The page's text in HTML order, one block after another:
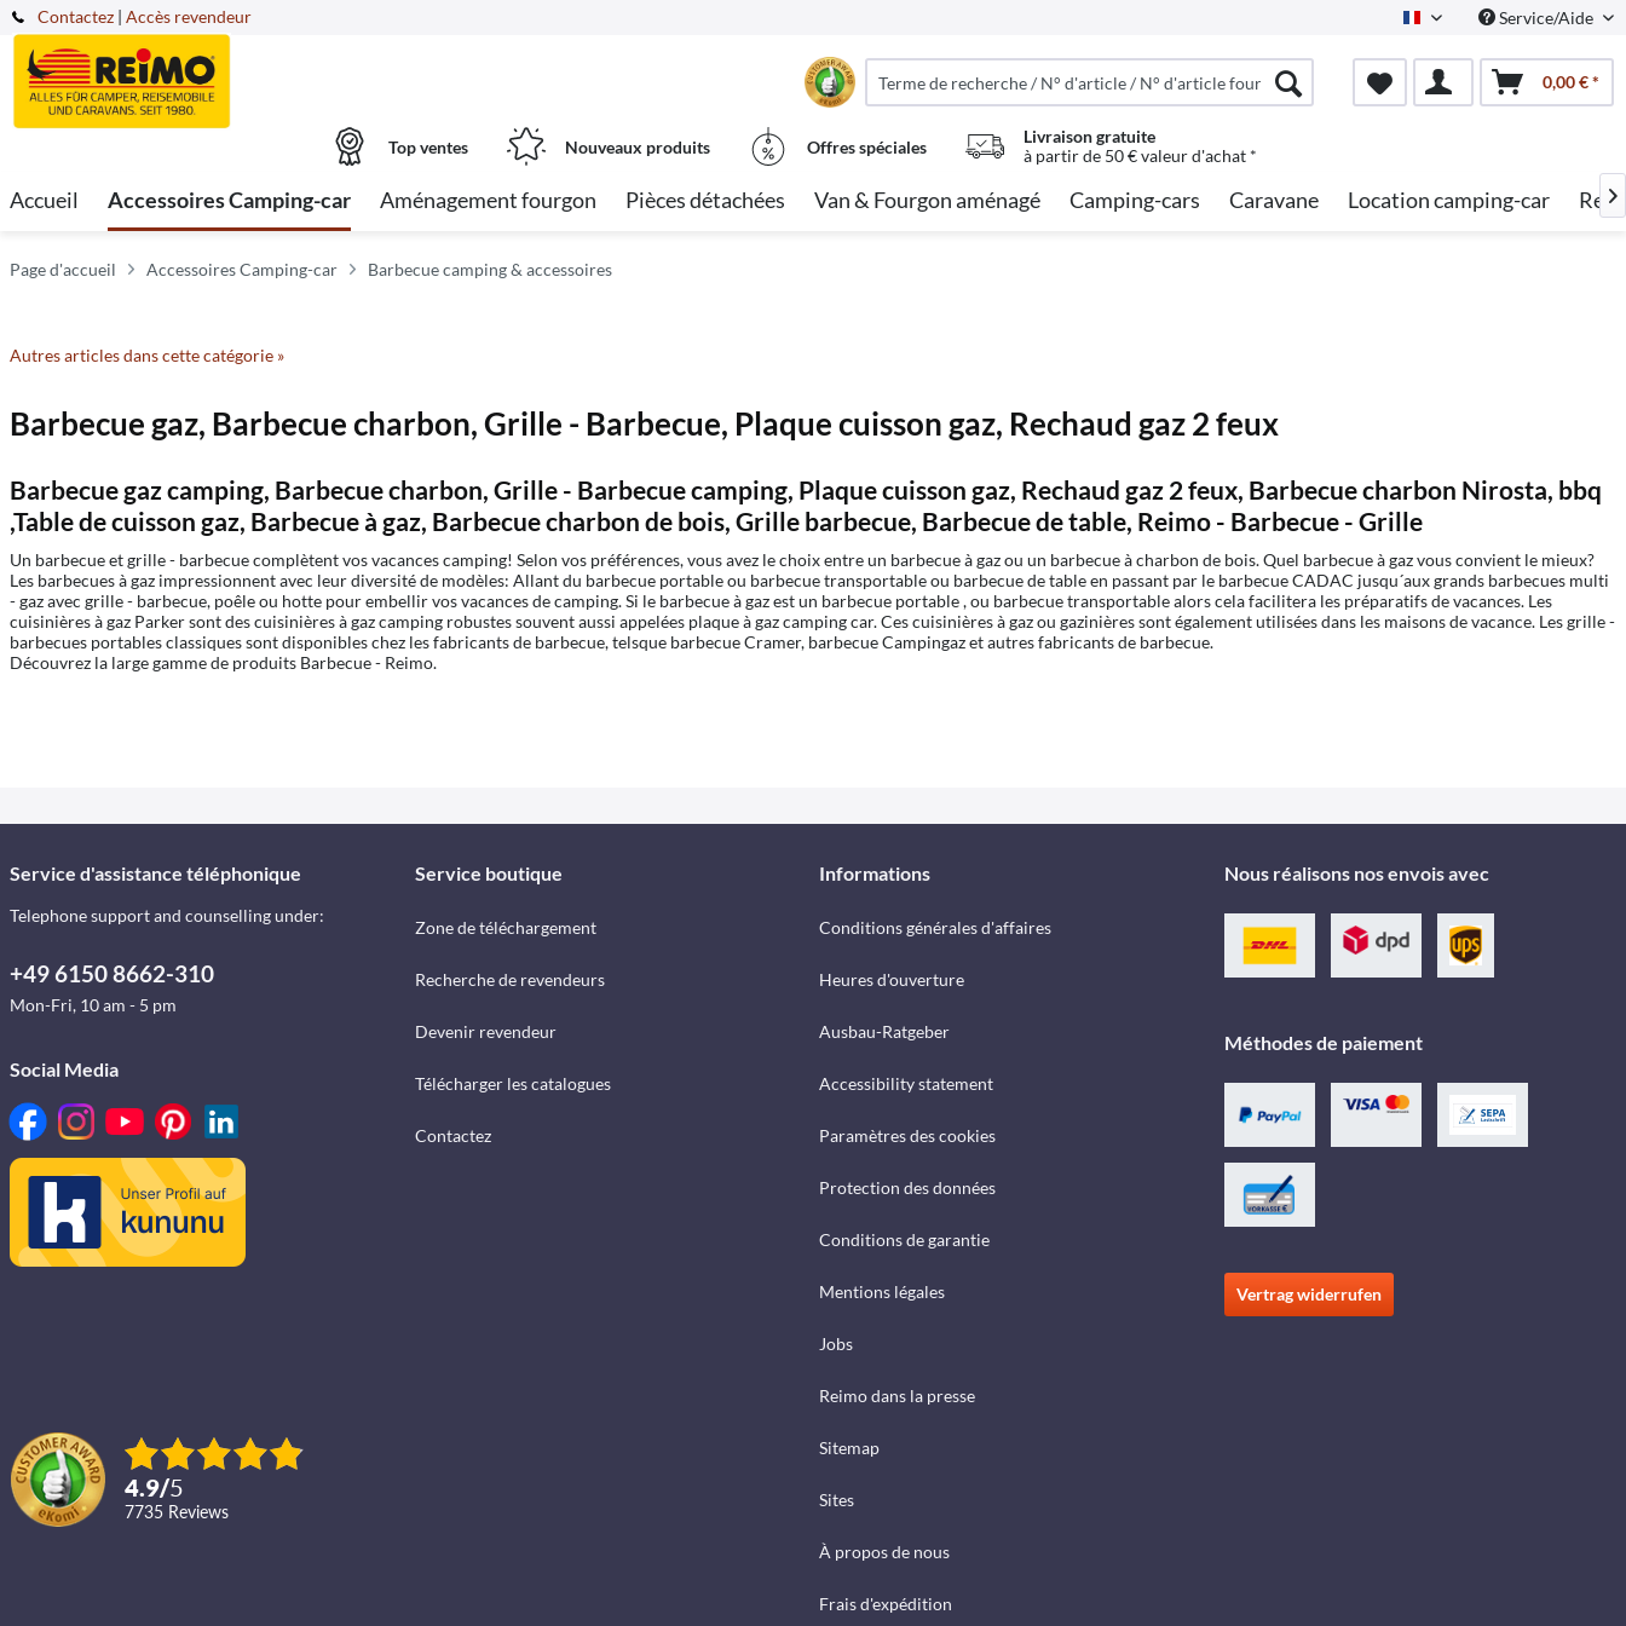
Contactez French Service/Aide
| Accès revendeur
0,00 € *
Top ventes Nouveaux produits Offres spéciales
Livraison gratuite
à partir de 50 € valeur d'achat *
Accueil Accessoires Camping-car Aménagement fourgon Pièces détachées Van & Fourgon aménagé Camping-cars Caravane Location camping-car 
Page d'accueil Accessoires Camping-car Barbecue camping & accessoires
Autres articles dans cette catégorie »
Barbecue gaz, Barbecue charbon, Grille - Barbecue, Plaque cuisson gaz, Rechaud gaz 2 feux
Barbecue gaz camping, Barbecue charbon, Grille - Barbecue camping, Plaque cuisson gaz, Rechaud gaz 2 feux, Barbecue charbon Nirosta, bbq
,Table de cuisson gaz, Barbecue à gaz, Barbecue charbon de bois, Grille barbecue, Barbecue de table, Reimo - Barbecue - Grille
Un barbecue et grille - barbecue complètent vos vacances camping! Selon vos préférences, vous avez le choix entre un barbecue à gaz ou un barbecue à charbon de bois. Quel barbecue à gaz vous convient le mieux?
Les barbecues à gaz impressionnent avec leur diversité de modèles: Allant du barbecue portable ou barbecue transportable ou barbecue de table en passant par le barbecue CADAC jusqu´aux grands barbecues multi
- gaz avec grille - barbecue, poêle ou hotte pour embellir vos vacances de camping. Si le barbecue à gaz est un barbecue portable , ou barbecue transportable alors cela facilitera les préparatifs de vacances. Les
cuisinières à gaz Parker sont des cuisinières à gaz camping robustes souvent aussi appelées plaque à gaz camping car. Ces cuisinières à gaz ou gazinières sont également utilisées dans les maisons de vacance. Les grille -
barbecues portables classiques sont disponibles chez les fabricants de barbecue, telsque barbecue Cramer, barbecue Campingaz et autres fabricants de barbecue.
Découvrez la large gamme de produits Barbecue - Reimo.
Service d'assistance téléphonique
Telephone support and counselling under:
+49 6150 8662-310
Mon-Fri, 10 am - 5 pm
Social Media
4.9/5
7735 reviews
Service boutique
Zone de téléchargement
Recherche de revendeurs
Devenir revendeur
Télécharger les catalogues
Contactez
Informations
Conditions générales d'affaires
Heures d'ouverture
Ausbau-Ratgeber
Accessibility statement
Paramètres des cookies
Protection des données
Conditions de garantie
Mentions légales
Jobs
Reimo dans la presse
Sitemap
Sites
À propos de nous
Frais d'expédition
Nous réalisons nos envois avec
Méthodes de paiement
Vertrag widerrufen